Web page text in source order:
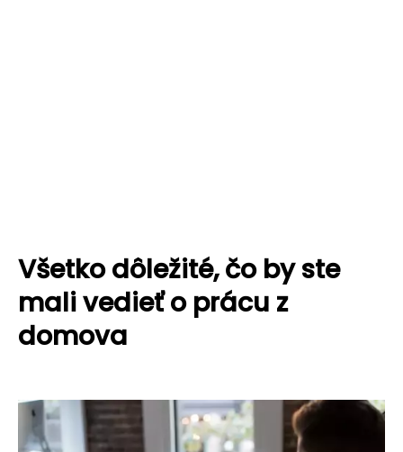
Všetko dôležité, čo by ste
mali vedieť o prácu z
domova